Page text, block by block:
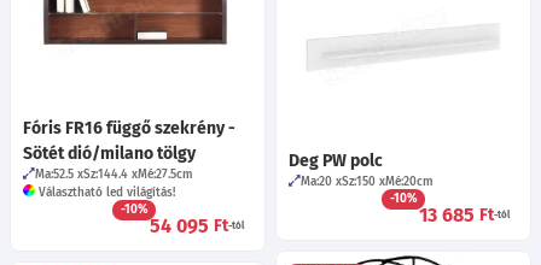
Fóris FR16 függő szekrény -
Sötét dió/milano tölgy
Ma:52.5 Sz:144.4 Mé:27.5cm
Választható led világítás!
-10%
54 095 Ft-tól
Deg PW polc
Ma:20 Sz:150 Mé:20cm
-10%
13 685 Ft-tól